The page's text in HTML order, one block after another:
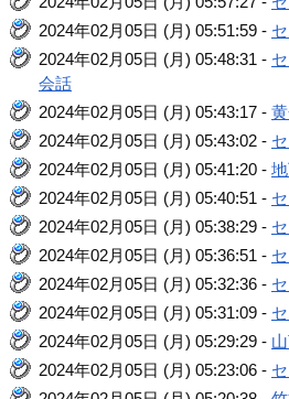
2024年02月05日 (月) 05:51:59 -
2024年02月05日 (月) 05:48:31 -
会話
2024年02月05日 (月) 05:43:17 -
2024年02月05日 (月) 05:43:02 -
2024年02月05日 (月) 05:41:20 -
2024年02月05日 (月) 05:40:51 -
2024年02月05日 (月) 05:38:29 -
2024年02月05日 (月) 05:36:51 -
2024年02月05日 (月) 05:32:36 -
2024年02月05日 (月) 05:31:09 -
2024年02月05日 (月) 05:29:29 -
2024年02月05日 (月) 05:23:06 -